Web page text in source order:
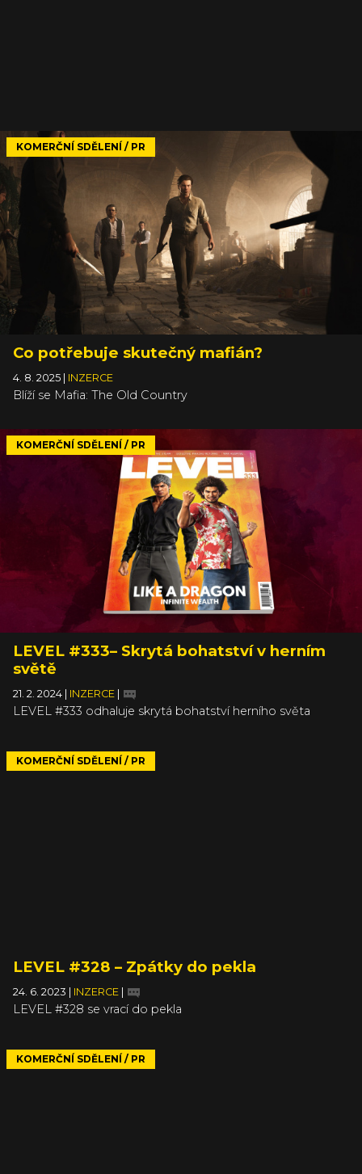
KOMERČNÍ SDĚLENÍ / PR
Co potřebuje skutečný mafián?
4. 8. 2025 INZERCE
Blíží se Mafia: The Old Country
KOMERČNÍ SDĚLENÍ / PR
LEVEL #333– Skrytá bohatství v herním
světě
21. 2. 2024 INZERCE
LEVEL #333 odhaluje skrytá bohatství herního světa
KOMERČNÍ SDĚLENÍ / PR
LEVEL #328 – Zpátky do pekla
24. 6. 2023 INZERCE
LEVEL #328 se vrací do pekla
KOMERČNÍ SDĚLENÍ / PR